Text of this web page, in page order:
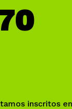
inscritos